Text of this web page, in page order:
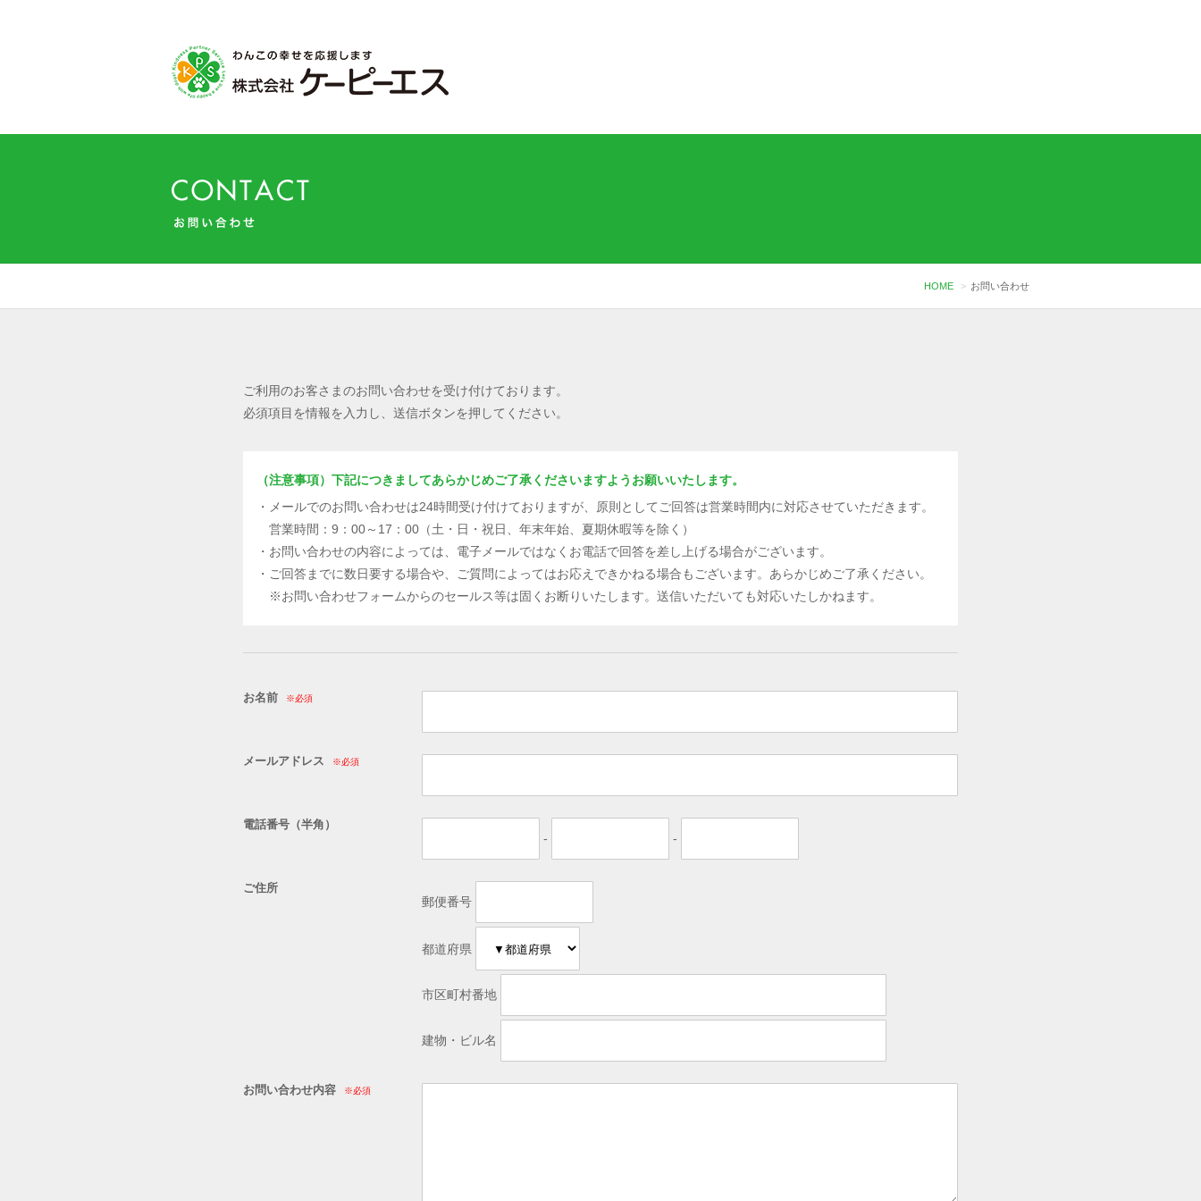
HOME お問い合わせ
ご利用のお客さまのお問い合わせを受け付けております。
必須項目を情報を入力し、送信ボタンを押してください。
（注意事項）下記につきましてあらかじめご了承くださいますようお願いいたします。
・メールでのお問い合わせは24時間受け付けておりますが、原則としてご回答は営業時間内に対応させていただきます。
営業時間：9：00～17：00（土・日・祝日、年末年始、夏期休暇等を除く）
・お問い合わせの内容によっては、電子メールではなくお電話で回答を差し上げる場合がございます。
・ご回答までに数日要する場合や、ご質問によってはお応えできかねる場合もございます。あらかじめご了承ください。
※お問い合わせフォームからのセールス等は固くお断りいたします。送信いただいても対応いたしかねます。
お名前 ※必須
メールアドレス ※必須
電話番号（半角）
- -
ご住所
郵便番号
都道府県
市区町村番地
建物・ビル名
お問い合わせ内容 ※必須